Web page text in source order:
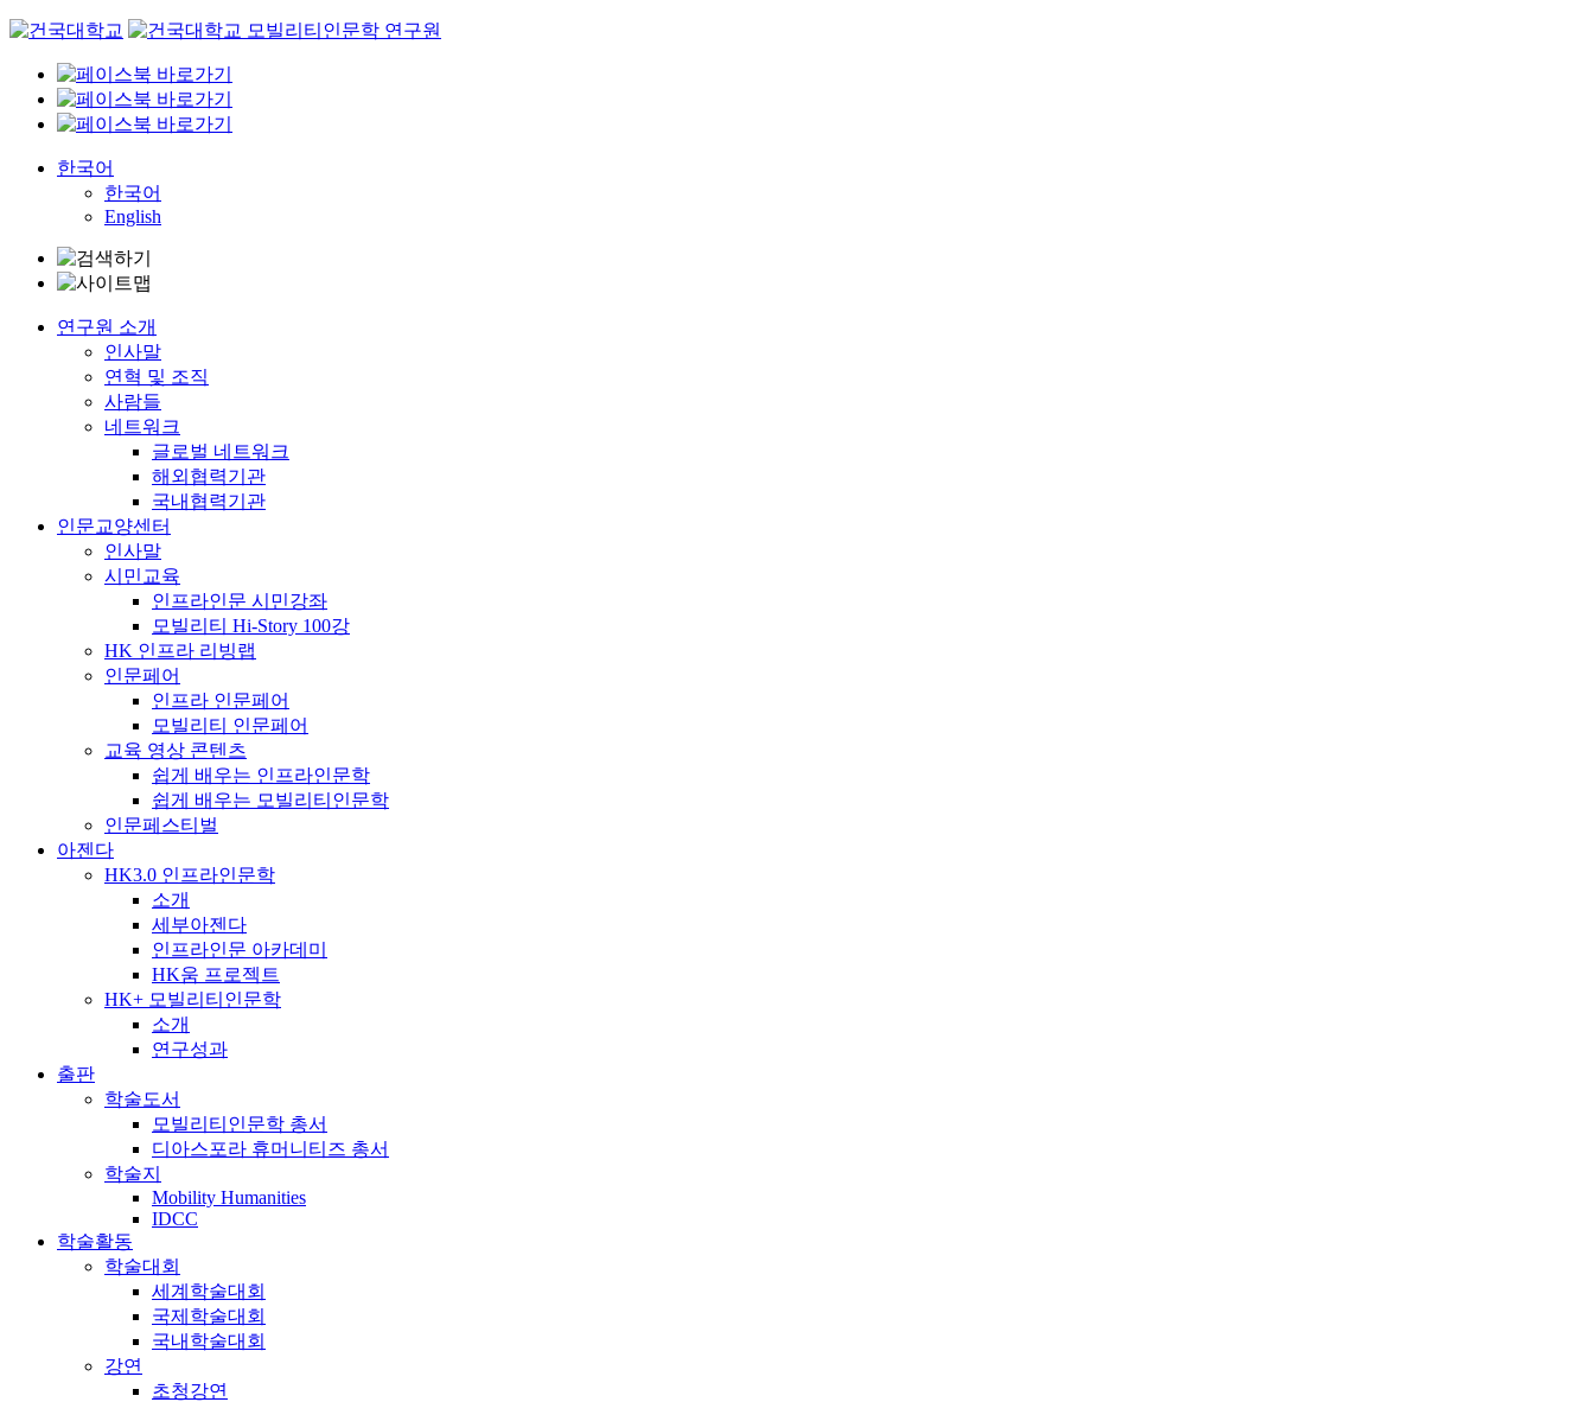
Skip
content
한국어
한국어
English
연구원 소개
인사말
연혁 및 조직
사람들
네트워크
글로벌 네트워크
해외협력기관
국내협력기관
인문교양센터
인사말
시민교육
인프라인문 시민강좌
모빌리티 Hi-Story 100강
HK 인프라 리빙랩
인문페어
인프라 인문페어
모빌리티 인문페어
교육 영상 콘텐츠
쉽게 배우는 인프라인문학
쉽게 배우는 모빌리티인문학
인문페스티벌
아젠다
HK3.0 인프라인문학
소개
세부아젠다
인프라인문 아카데미
HK움 프로젝트
HK+ 모빌리티인문학
소개
연구성과
출판
학술도서
모빌리티인문학 총서
디아스포라 휴머니티즈 총서
학술지
Mobility Humanities
IDCC
학술활동
학술대회
세계학술대회
국제학술대회
국내학술대회
강연
초청강연